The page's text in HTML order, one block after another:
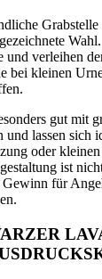
und verleihen
bei kleinen
gut mit
und lassen sich
oder
ist
für